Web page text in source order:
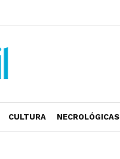
CULTURA NECROLÓGICAS